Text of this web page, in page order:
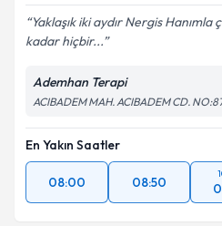
Yaklaşık iki aydır Nergis Hanımla
kadar hiçbir...
Ademhan Terapi
ACIBADEM MAH. ACIBADEM CD.
En Yakın Saatler
08:00 08:50